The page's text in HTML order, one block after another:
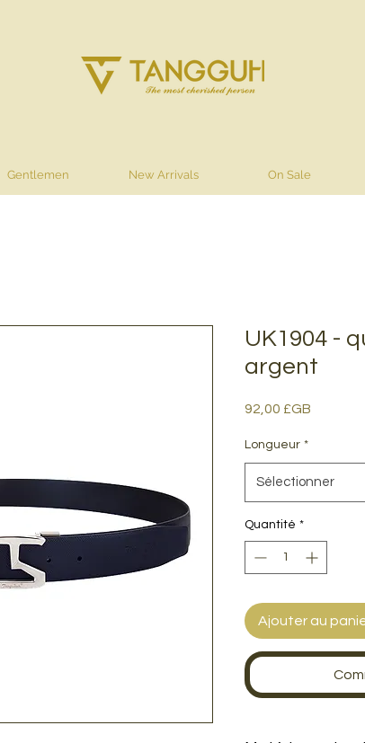
Gentlemen New Arrivals On Sale
UK1904 -
argent
92,00 £GB
Longueur *
Sélectionner
Quantité *
Ajouter au